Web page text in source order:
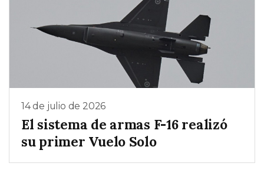
14 de julio de 2026
El sistema de armas F-16 realizó
su primer Vuelo Solo